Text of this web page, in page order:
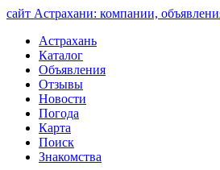
сайт Астрахани: компании,
Астрахань
Каталог
Объявления
Отзывы
Новости
Погода
Карта
Поиск
Знакомства